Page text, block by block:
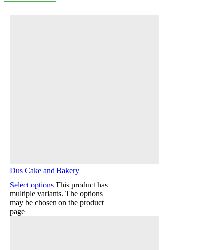
Dus Cake and Bakery
Select options This product has
multiple variants. The options
may be chosen on the product
page